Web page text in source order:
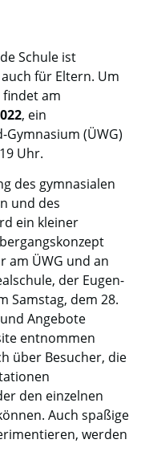
Schule ist
für Eltern. Um
findet am
, ein
(ÜWG)
Uhr.
des gymnasialen
und des
ein kleiner
am ÜWG und an
der Eugen-
Samstag, dem 28.
Angebote
entnommen
über Besucher, die
den einzelnen
Auch spaßige
werden